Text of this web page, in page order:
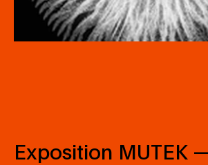
Exposition MUTEK